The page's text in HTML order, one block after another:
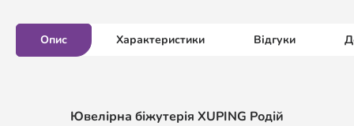
Опис Характеристики Відгуки
Ювелірна біжутерія XUPING Родій